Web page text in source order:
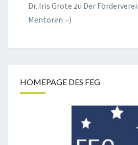
Dr. Iris Grote zu Der
Mentoren :-)
HOMEPAGE DES FEG